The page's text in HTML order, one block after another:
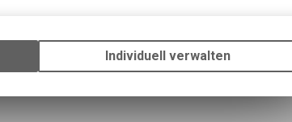
CHF
Funktionen unseres Online-Angebots, wie die
zu ermöglichen. Bitte beachten Sie, dass die
Individuell verwalten